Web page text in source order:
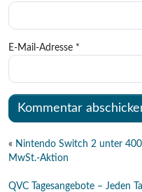
E-Mail-Adresse *
« Nintendo Switch 2 unter
MwSt.-Aktion
QVC Tagesangebote – Jeden